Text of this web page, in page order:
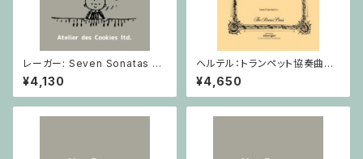
レーガー: Seven Sonatas o
p. 91 Heft 2 / ヴァイオリン
¥4,130
ヘルテル：トランペット協奏曲第1
番 変ホ長調/トランペット・ピア
ノ
¥4,650